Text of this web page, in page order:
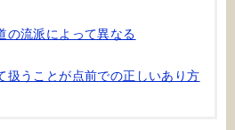
の流派によって異なる
扱うことが点前での正しいあり方